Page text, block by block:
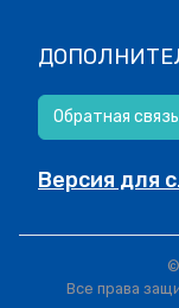
Обратная связь
Версия для
Все права